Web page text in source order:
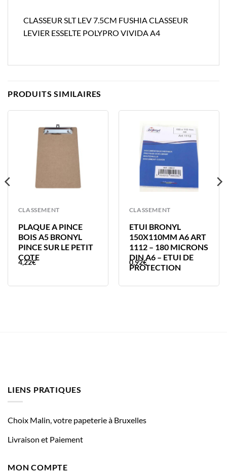
CLASSEUR SLT LEV 7.5CM FUSHIA CLASSEUR
LEVIER ESSELTE POLYPRO VIVIDA A4
PRODUITS SIMILAIRES
CLASSEMENT
PLAQUE A PINCE
BOIS A5 BRONYL
PINCE SUR LE PETIT
COTE
4,22€
CLASSEMENT
ETUI BRONYL
150X110MM A6 ART
1112 – 180 MICRONS
DIN A6 – ETUI DE
PROTECTION
0,92€
LIENS PRATIQUES
Choix Malin, votre papeterie à Bruxelles
Livraison et Paiement
MON COMPTE